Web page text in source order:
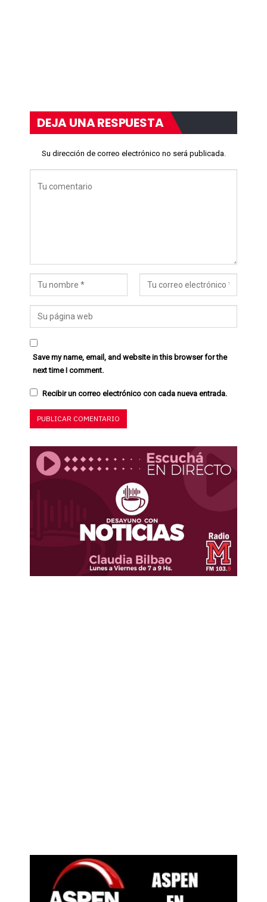
DEJA UNA RESPUESTA
Su dirección de correo electrónico no será publicada.
Save my name, email, and website in this browser for the
next time I comment.
Recibir un correo electrónico con cada nueva entrada.